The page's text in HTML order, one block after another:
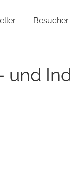
Besucher
und